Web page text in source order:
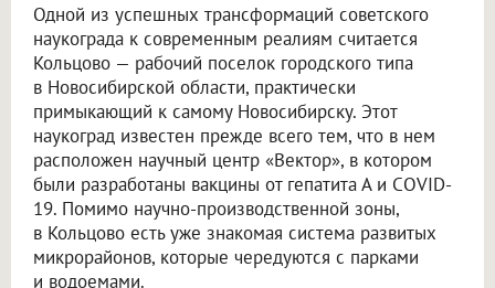
Одной из успешных трансформаций советского
наукограда к современным реалиям считается
Кольцово — рабочий поселок городского типа
в Новосибирской области, практически
примыкающий к самому Новосибирску. Этот
наукоград известен прежде всего тем, что в нем
расположен научный центр «Вектор», в котором
были разработаны вакцины от гепатита А и COVID-
19. Помимо научно-производственной зоны,
в Кольцово есть уже знакомая система развитых
микрорайонов, которые чередуются с парками
и водоемами.